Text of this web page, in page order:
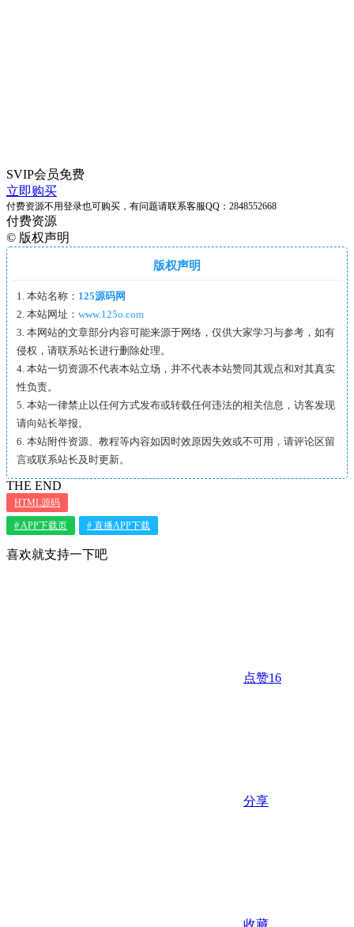
SVIP会员免费
立即购买
付费资源不用登录也可购买，有问题请联系客服QQ：2848552668
付费资源
© 版权声明
版权声明
1. 本站名称： 125源码网
2. 本站网址： www.125o.com
3. 本网站的文章部分内容可能来源于网络，仅供大家学习与参考，如有
侵权，请联系站长进行删除处理。
4. 本站一切资源不代表本站立场，并不代表本站赞同其观点和对其真实
性负责。
5. 本站一律禁止以任何方式发布或转载任何违法的相关信息，访客发现
请向站长举报。
6. 本站附件资源、教程等内容如因时效原因失效或不可用，请评论区留
言或联系站长及时更新。
THE END
HTML源码
# APP下载页 # 直播APP下载
喜欢就支持一下吧
点赞16
分享
收藏